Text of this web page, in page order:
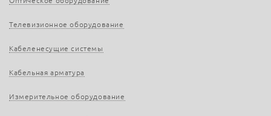
Телевизионное оборудование
Кабеленесущие системы
Кабельная арматура
Измерительное оборудование